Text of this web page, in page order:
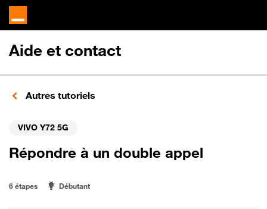
Aide et contact
Autres tutoriels
VIVO Y72 5G
Répondre à un double appel
6 étapes Débutant